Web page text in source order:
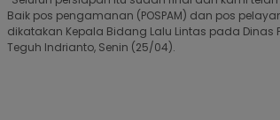
Baik pos pengamanan (POSPAM) dan pos
dikatakan Kepala Bidang Lalu Lintas pada Dinas
Teguh Indrianto, Senin (25/04).